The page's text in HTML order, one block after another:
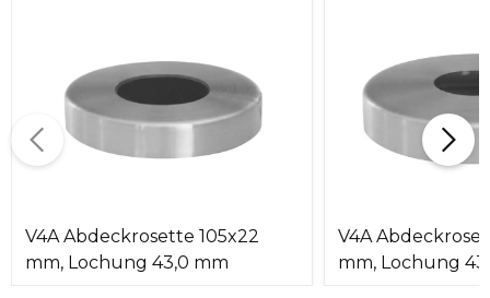
V4A Abdeckrosette 105x22
mm, Lochung 43,0 mm
V4A
mm, Lochung